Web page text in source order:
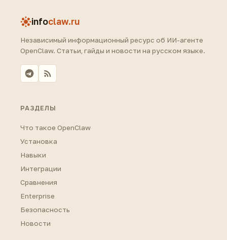
infoclaw.ru
Независимый информационный ресурс об ИИ-агенте
OpenClaw. Статьи, гайды и новости на русском языке.
РАЗДЕЛЫ
Что такое OpenClaw
Установка
Навыки
Интеграции
Сравнения
Enterprise
Безопасность
Новости